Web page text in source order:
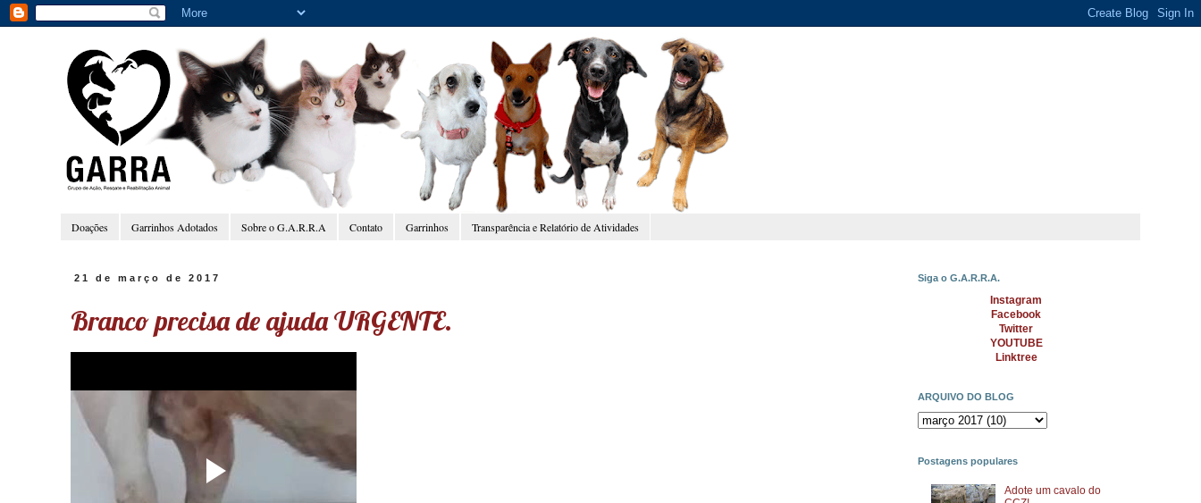
Doações Garrinhos Adotados Sobre o G.A.R.R.A Contato Garrinhos Transparência e Relatório de Atividades
21 de março de 2017
Branco precisa de ajuda URGENTE.
Siga o G.A.R.R.A.
Instagram
Facebook
Twitter
YOUTUBE
Linktree
ARQUIVO DO BLOG
Postagens populares
Adote um cavalo do